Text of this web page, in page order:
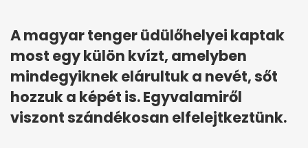
A magyar tenger üdülőhelyei kaptak
most egy külön kvízt, amelyben
mindegyiknek elárultuk a nevét, sőt
hozzuk a képét is. Egyvalamiről
viszont szándékosan elfelejtkeztünk.